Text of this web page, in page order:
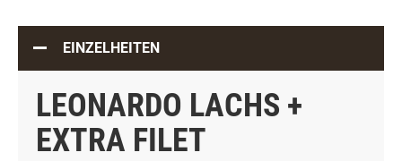
EINZELHEITEN
LEONARDO LACHS +
EXTRA FILET